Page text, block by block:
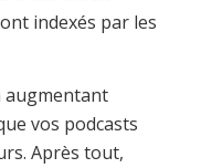
indexés par les
augmentant
vos podcasts
Après tout,